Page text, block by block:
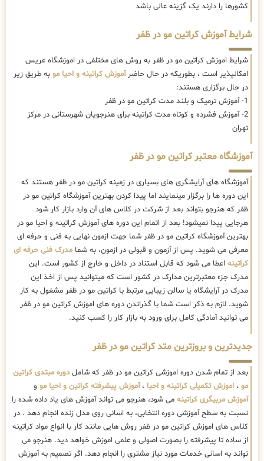
کشورها را دارند یک گزینه عالی باشد
شرایط آموزش کراتین مو در ظفر
شرایط اموزش کراتین مو در ظفر به روش های مختلفی در اموزشگاه عریس
امکانپذیر است ، بطوریکه در حال حاضرآموزش کراتینه و احیا مو به طریق زیر
در حال برگزاری هستند:
1- آموزش ترمیک و بلند مدت کراتین مو در ظفر
2- آموزش فشرده و کوتاه مدت کراتینه برای هنرجویان شهرستانی در مرکز
تهران
آموزشگاه معتبر کراتین مو در ظفر
آموزشگاه های آرایشگری های بسیاری در زمینه کراتین مو در ظفر هستند که
این دوره ها را برگزار مینمایند اما پیدا کردن بهترین آموزشگاه کراتین مو در
ظفر که هنرجو بتواند بعد از شرکت در کلاس های آن وارد بازار کار شود
هرجایی پیدا نمیشود! بعد از اتمام این دوره های آموزش کراتینه و احیا مو در
بهترین آموزشگاه کراتین مو در ظفر شما جهت ازمون نهایی به فنی و حرفه ای
معرفی می شوید. پس از آزمون و قبولی در ازمون، به شما مدرک فنی حرفه ای
کراتینه اعطا می شود که قابل استناد در داخل و خارج از کشور است. این
مدرک جزء معتبرترین مدارک در کشور است که میتوانید پس از اخذ این
مدرک در آرایشگاه یا سالن زیبایی مرتبط با کراتین مو در ظفر مشغول به کار
شوید. لازم به ذکر است شما با گذراندن دوره های اموزش کراتین مو در ظفر
می توانید آمادگی کامل برای ورود به بازار کار را کسب کنید.
جدیدترین و بروزترین متد کراتین مو در ظفر
بعد از تمام شدن دوره اموزشی کراتین مو در ظفر که شاملدوره مبتدی کراتین
مو ، اموزش تکمیلی کراتینه و احیا ،آموزش پیشرفته کراتین و احیا مو و
آموزش مربیگری کراتینه می شود، هنرجو می تواند آموزش های یاد داده شده را
نسبت به سطح آموزشی دوره انتخابی، به اسانی روی مدل زنده انجام دهد . در
کلاس های اموزش کراتین مو در ظفر روش هایی مانند کار با انواع مواد کراتینه
از ساده تا پیشرفته را بصورت اصولی و علمی اموزش خواهد دید. هنرجو می
تواند به اسانی خدمات مورد نیاز مشتری را انجام دهد. اگر تصمیم به آموزش